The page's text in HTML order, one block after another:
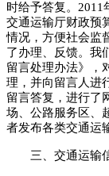
时给予答复。2011
交通运输厅财政预
情况，方便社会监
了办理、反馈。我
留言处理办法》，
理，并向留言人进
留言答复，进行了
场、公路服务区、
者发布各类交通运
三、交通运输信